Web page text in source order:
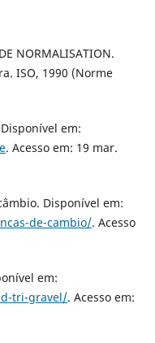
NORMALISATION.
ISO, 1990 (Norme
em:
. Acesso em: 19 mar.
Disponível em:
de-cambio/. Acesso
em:
tri-gravel/. Acesso em: